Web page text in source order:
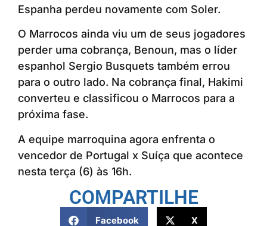
Espanha perdeu novamente com Soler.
O Marrocos ainda viu um de seus jogadores
perder uma cobrança, Benoun, mas o líder
espanhol Sergio Busquets também errou
para o outro lado. Na cobrança final, Hakimi
converteu e classificou o Marrocos para a
próxima fase.
A equipe marroquina agora enfrenta o
vencedor de Portugal x Suíça que acontece
nesta terça (6) às 16h.
COMPARTILHE
Facebook X